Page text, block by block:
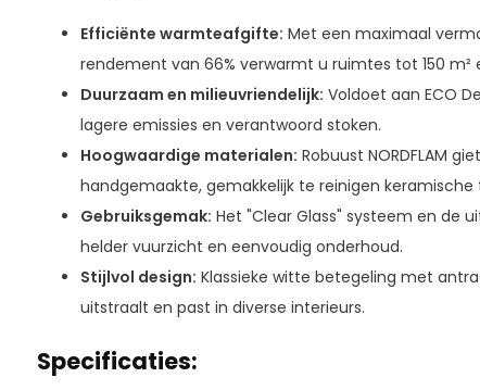
Efficiënte warmteafgifte: Met een maximaal
rendement van 66% verwarmt u ruimtes tot 150
Duurzaam en milieuvriendelijk: Voldoet aan ECO
lagere emissies en verantwoord stoken.
Hoogwaardige materialen: Robuust NORDFLAM
handgemaakte, gemakkelijk te reinigen keramische
Gebruiksgemak: Het "Clear Glass" systeem en de
helder vuurzicht en eenvoudig onderhoud.
Stijlvol design: Klassieke witte betegeling met
uitstraalt en past in diverse interieurs.
Specificaties: